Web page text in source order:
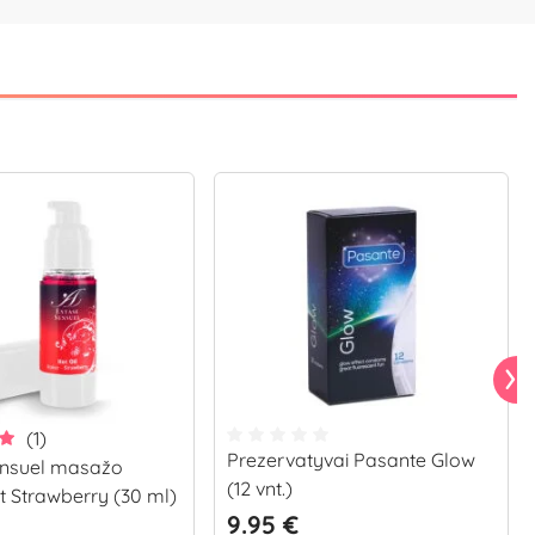
(1)
masažo
Strawberry (30 ml)
Prezervatyvai Pasante Glow
(12 vnt.)
9.95 €